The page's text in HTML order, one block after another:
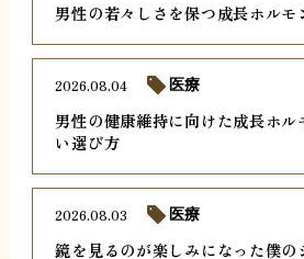
男性の若々しさを保つ成長ホルモ
男性の健康維持に向けた成長ホル
い選び方
2026.08.04 医療
鏡を見るのが楽しみになった僕の
2026.08.03 医療